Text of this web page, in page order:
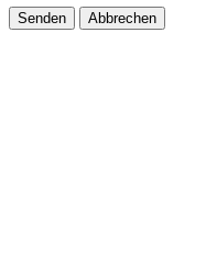
Senden Abbrechen